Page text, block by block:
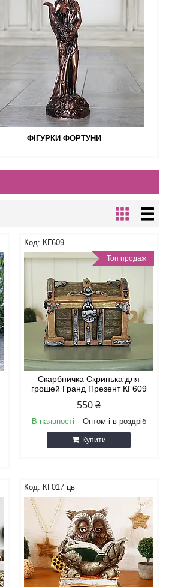
ФІГУРКИ ФОРТУНИ
КГ609
Топ продаж
Скарбничка Скринька для
грошей Гранд Презент КГ609
550 ₴
В наявності Оптом і в роздріб
Купити
КГ017 цв